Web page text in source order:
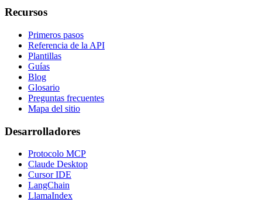
Recursos
Primeros pasos
Referencia de la API
Plantillas
Guías
Blog
Glosario
Preguntas frecuentes
Mapa del sitio
Desarrolladores
Protocolo MCP
Claude Desktop
Cursor IDE
LangChain
LlamaIndex